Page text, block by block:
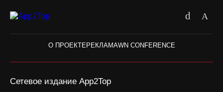
О ПРОЕКТЕРЕКЛАМАWN CONFERENCE
Сетевое издание App2Top